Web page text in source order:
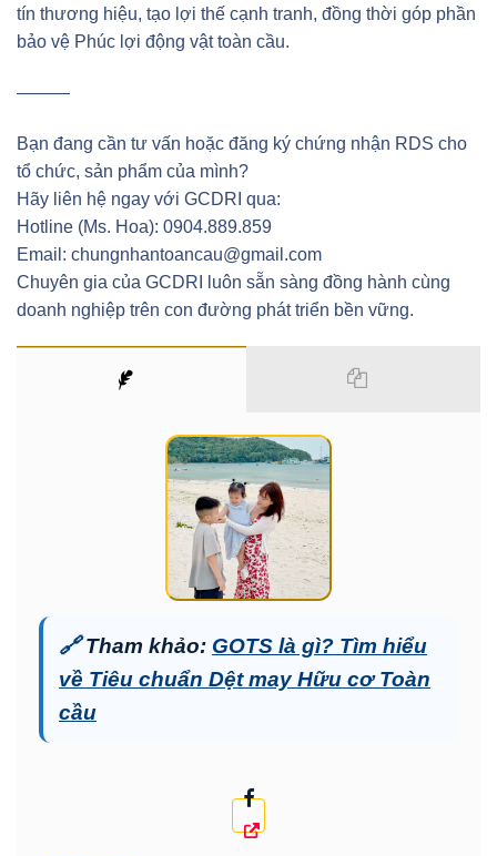
tín thương hiệu, tạo lợi thế cạnh tranh, đồng thời góp phần
bảo vệ Phúc lợi động vật toàn cầu.
———
Bạn đang cần tư vấn hoặc đăng ký chứng nhận RDS cho
tổ chức, sản phẩm của mình?
Hãy liên hệ ngay với GCDRI qua:
Hotline (Ms. Hoa): 0904.889.859
Email: chungnhantoancau@gmail.com
Chuyên gia của GCDRI luôn sẵn sàng đồng hành cùng
doanh nghiệp trên con đường phát triển bền vững.
🔗Tham khảo: GOTS là gì? Tìm hiểu
về Tiêu chuẩn Dệt may Hữu cơ Toàn
cầu